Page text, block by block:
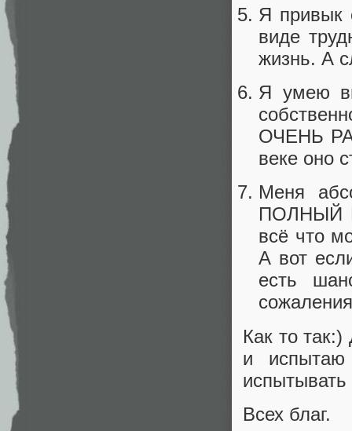
Я привык
виде
жизнь. А
Я умею
ОЧЕНЬ
веке оно
Меня
ПОЛНЫЙ
всё что
А вот
есть
Как то
и
Всех благ.